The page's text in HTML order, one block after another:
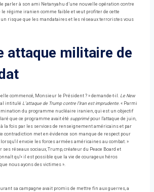
parler à son ami Netanyahu d’une nouvelle opération contre
le régime iranien comme faible et veut profiter de cette
risque que les mandataires et les réseaux terroristes vous
attaque militaire de
commencé, Monsieur le Président ? » demande-t-il. Le New
intitulé L’attaque de Trump contre l’Iran est imprudente. « Parmi
du programme nucléaire iranien, qui est un objectif
que ce programme avait été supprimé pour l'attaque de juin,
la fois par les services de renseignement américains et par
contradiction met en évidence son manque de respect pour
envoie les forces armées américaines au combat. »
ses réseaux sociaux, Trump, créateur du Peace Board et
qu'« il est possible que la vie de courageux héros
nous ayons des victimes ».
sa campagne avait promis de mettre fin aux guerres, a